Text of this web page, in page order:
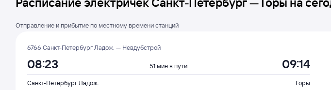
Отправление и прибытие по местному времени станций
6766 Санкт-Петербург Ладож. — Невдубстрой
08:23 51 мин в пути 09:14
Санкт-Петербург Ладож. Горы